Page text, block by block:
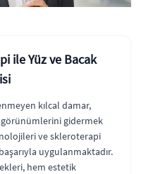
ile Yüz ve Bacak
kılcal damar,
gidermek
ve skleroterapi
uygulanmaktadır.
hem estetik